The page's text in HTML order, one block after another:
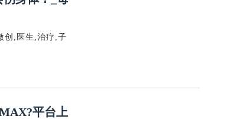
创,医生,治疗,子
平台上